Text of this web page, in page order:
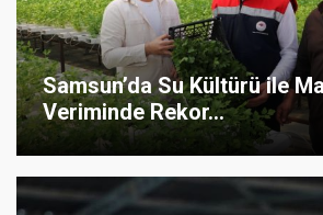
Samsun’da Su Kültürü ile
Veriminde Rekor...